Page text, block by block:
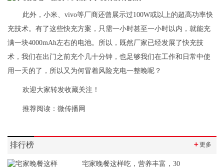
此外，小米、vivo等厂商还曾展示过100W或以上的超高功率快
充技术。有了这些快充方案，只需一小时甚至一小时以内，就能充
满一块4000mAh左右的电池。所以，既然厂家已经发展了快充技
术，我们在出门之前充个几十分钟，也足够我们在工作和日常中使
用一天的了，所以又为何冒着风险充电一整晚呢？
欢迎大家转发收藏关注！
推荐阅读： 微传播网
排行榜 ＋更多
宅家晚餐这样吃，营养丰富，30